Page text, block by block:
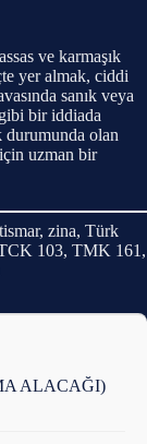
ve karmaşık
yer almak, ciddi
sanık veya
bir iddiada
durumunda olan
uzman bir
zina, Türk
103, TMK 161,
ALACAĞI)